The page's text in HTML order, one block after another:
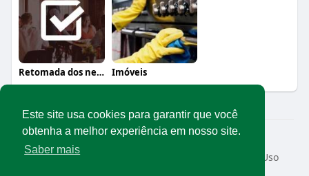
Este site usa cookies para garantir que você
obtenha a melhor experiência em nosso site.
Saber mais
Retomada dos negócios Imóveis
© 2026 Rede Abrasel
Início
Sobre
Termos de Uso